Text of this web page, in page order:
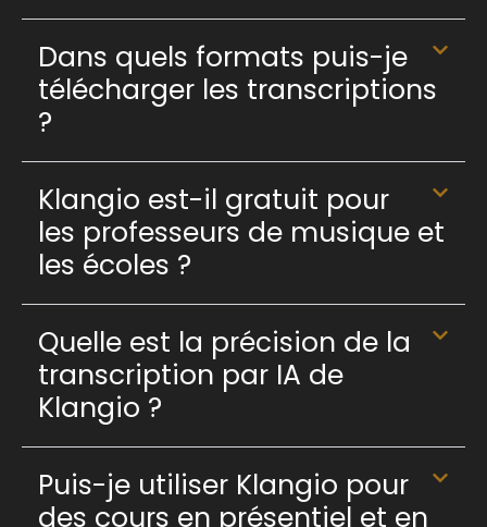
Dans quels formats puis-je
télécharger les transcriptions
?
Klangio est-il gratuit pour
les professeurs de musique et
les écoles ?
Quelle est la précision de la
transcription par IA de
Klangio ?
Puis-je utiliser Klangio pour
des cours en présentiel et en